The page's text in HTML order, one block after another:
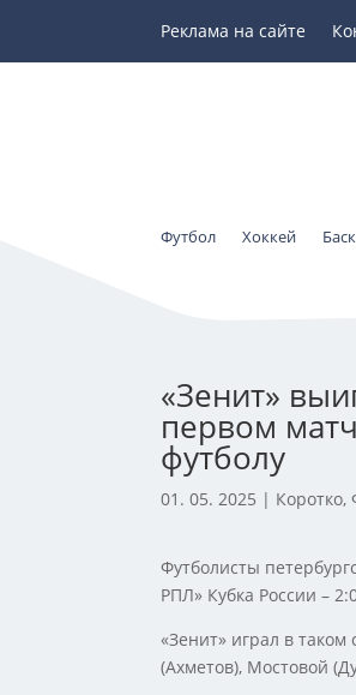
Реклама на сайте
Футбол Хоккей
«Зенит»
первом
футболу
01. 05. 2025 | Коротко,
Футболисты
РПЛ» Кубка России –
«Зенит» играл в
(Ахметов), Мостовой